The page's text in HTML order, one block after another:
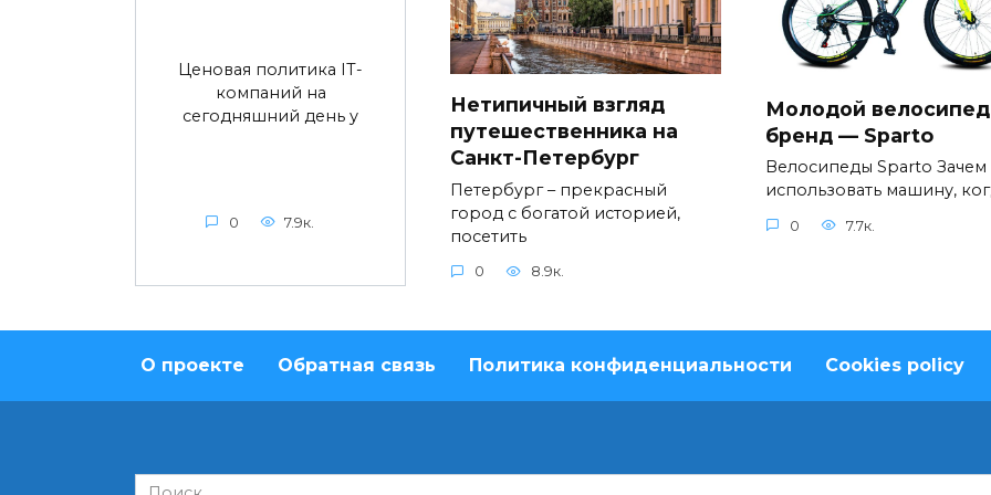
Ценовая политика IT-
компаний на
сегодняшний день у
0 7.9к.
Нетипичный взгляд
путешественника на
Санкт-Петербург
Петербург – прекрасный
город с богатой историей,
посетить
0 8.9к.
Молодой
бренд — Sparto
Велосипеды Sparto Зачем
использовать машину,
0 7.7к.
О проекте Обратная связь Политика конфиденциальности Cookies policy
Search